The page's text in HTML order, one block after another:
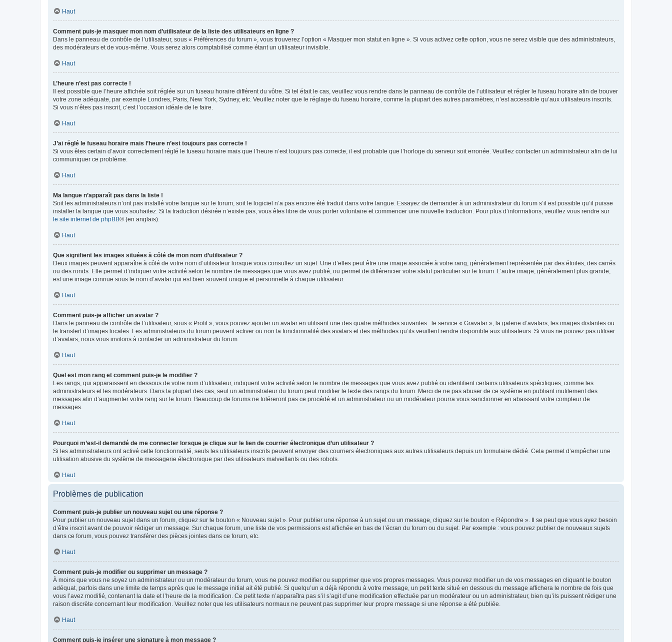
Haut
Comment puis-je masquer mon nom d’utilisateur de la liste des utilisateurs en ligne ?
Dans le panneau de contrôle de l’utilisateur, sous « Préférences du forum », vous trouverez l’option « Masquer mon statut en ligne ». Si vous activez cette option, vous ne serez visible que des administrateurs,
des modérateurs et de vous-même. Vous serez alors comptabilisé comme étant un utilisateur invisible.
Haut
L’heure n’est pas correcte !
Il est possible que l’heure affichée soit réglée sur un fuseau horaire différent du vôtre. Si tel était le cas, veuillez vous rendre dans le panneau de contrôle de l’utilisateur et régler le fuseau horaire afin de trouver
votre zone adéquate, par exemple Londres, Paris, New York, Sydney, etc. Veuillez noter que le réglage du fuseau horaire, comme la plupart des autres paramètres, n’est accessible qu’aux utilisateurs inscrits.
Si vous n’êtes pas inscrit, c’est l’occasion idéale de le faire.
Haut
J’ai réglé le fuseau horaire mais l’heure n’est toujours pas correcte !
Si vous êtes certain d’avoir correctement réglé le fuseau horaire mais que l’heure n’est toujours pas correcte, il est probable que l’horloge du serveur soit erronée. Veuillez contacter un administrateur afin de lui
communiquer ce problème.
Haut
Ma langue n’apparaît pas dans la liste !
Soit les administrateurs n’ont pas installé votre langue sur le forum, soit le logiciel n’a pas encore été traduit dans votre langue. Essayez de demander à un administrateur du forum s’il est possible qu’il puisse
installer la langue que vous souhaitez. Si la traduction désirée n’existe pas, vous êtes libre de vous porter volontaire et commencer une nouvelle traduction. Pour plus d’informations, veuillez vous rendre sur
le site internet de phpBB® (en anglais).
Haut
Que signifient les images situées à côté de mon nom d’utilisateur ?
Deux images peuvent apparaître à côté de votre nom d’utilisateur lorsque vous consultez un sujet. Une d’elles peut être une image associée à votre rang, généralement représentée par des étoiles, des carrés
ou des ronds. Elle permet d’indiquer votre activité selon le nombre de messages que vous avez publié, ou permet de différencier votre statut particulier sur le forum. L’autre image, généralement plus grande,
est une image connue sous le nom d’avatar qui est bien souvent unique et personnelle à chaque utilisateur.
Haut
Comment puis-je afficher un avatar ?
Dans le panneau de contrôle de l’utilisateur, sous « Profil », vous pouvez ajouter un avatar en utilisant une des quatre méthodes suivantes : le service « Gravatar », la galerie d’avatars, les images distantes ou
le transfert d’images locales. Les administrateurs du forum peuvent activer ou non la fonctionnalité des avatars et des méthodes qu’ils veuillent rendre disponible aux utilisateurs. Si vous ne pouvez pas utiliser
d’avatars, nous vous invitons à contacter un administrateur du forum.
Haut
Quel est mon rang et comment puis-je le modifier ?
Les rangs, qui apparaissent en dessous de votre nom d’utilisateur, indiquent votre activité selon le nombre de messages que vous avez publié ou identifient certains utilisateurs spécifiques, comme les
administrateurs et les modérateurs. Dans la plupart des cas, seul un administrateur du forum peut modifier le texte des rangs du forum. Merci de ne pas abuser de ce système en publiant inutilement des
messages afin d’augmenter votre rang sur le forum. Beaucoup de forums ne toléreront pas ce procédé et un administrateur ou un modérateur pourra vous sanctionner en abaissant votre compteur de
messages.
Haut
Pourquoi m’est-il demandé de me connecter lorsque je clique sur le lien de courrier électronique d’un utilisateur ?
Si les administrateurs ont activé cette fonctionnalité, seuls les utilisateurs inscrits peuvent envoyer des courriers électroniques aux autres utilisateurs depuis un formulaire dédié. Cela permet d’empêcher une
utilisation abusive du système de messagerie électronique par des utilisateurs malveillants ou des robots.
Haut
Problèmes de publication
Comment puis-je publier un nouveau sujet ou une réponse ?
Pour publier un nouveau sujet dans un forum, cliquez sur le bouton « Nouveau sujet ». Pour publier une réponse à un sujet ou un message, cliquez sur le bouton « Répondre ». Il se peut que vous ayez besoin
d’être inscrit avant de pouvoir rédiger un message. Sur chaque forum, une liste de vos permissions est affichée en bas de l’écran du forum ou du sujet. Par exemple : vous pouvez publier de nouveaux sujets
dans ce forum, vous pouvez transférer des pièces jointes dans ce forum, etc.
Haut
Comment puis-je modifier ou supprimer un message ?
À moins que vous ne soyez un administrateur ou un modérateur du forum, vous ne pouvez modifier ou supprimer que vos propres messages. Vous pouvez modifier un de vos messages en cliquant le bouton
adéquat, parfois dans une limite de temps après que le message initial ait été publié. Si quelqu’un a déjà répondu à votre message, un petit texte situé en dessous du message affichera le nombre de fois que
vous l’avez modifié, contenant la date et l’heure de la modification. Ce petit texte n’apparaîtra pas s’il s’agit d’une modification effectuée par un modérateur ou un administrateur, bien qu’ils puissent rédiger une
raison discrète concernant leur modification. Veuillez noter que les utilisateurs normaux ne peuvent pas supprimer leur propre message si une réponse a été publiée.
Haut
Comment puis-je insérer une signature à mon message ?